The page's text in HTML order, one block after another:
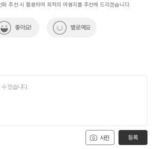
화 추천 시 활용하여 최적의 여행지를 추천해 드리겠습니다.
좋아요! 별로예요
사진 등록